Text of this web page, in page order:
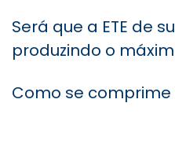
Será que a ETE de
produzindo o
Como se